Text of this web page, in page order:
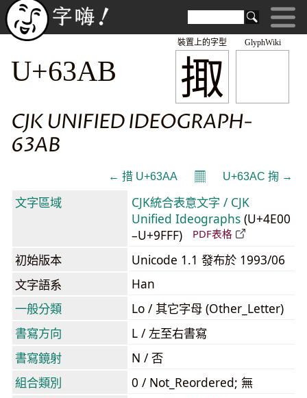
GlyphWiki
掫
裝置上的字型
U+63AB
CJK UNIFIED IDEOGRAPH-
63AB
← 措 U+63AA 𝄜 U+63AC 掬 →
文字區域
CJK統合表意文字 / CJK
Unified Ideographs (U+4E00
–U+9FFF)
PDF表格
初始版本
Unicode 1.1 發布於 1993/06
文字語系
Han
一般分類
Lo / 其它字母 (Other_Letter)
書寫方向
L / 左至右書寫
書寫鏡射
N / 否
組合類別
0 / Not_Reordered; 無